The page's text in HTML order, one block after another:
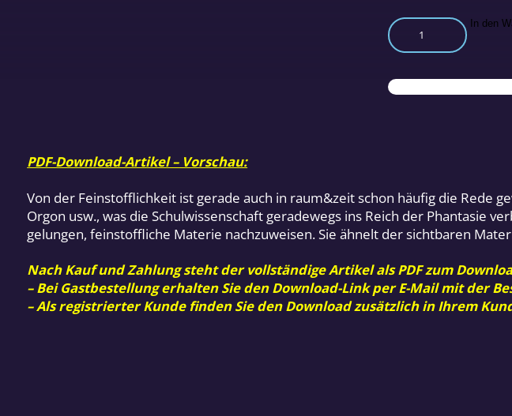
Feinstofflichkeit
-
uraltes
Mysterium
In den
PDF-Download-Artikel – Vorschau:
Von der Feinstofflichkeit ist gerade auch in raum&zeit schon häufig die Rede
Orgon usw., was die Schulwissenschaft geradewegs ins Reich der Phantasie
gelungen, feinstoffliche Materie nachzuweisen. Sie ähnelt der sichtbaren
Nach Kauf und Zahlung steht der vollständige Artikel als PDF zum
– Bei Gastbestellung erhalten Sie den Download-Link per E-Mail mit der
– Als registrierter Kunde finden Sie den Download zusätzlich in Ihrem